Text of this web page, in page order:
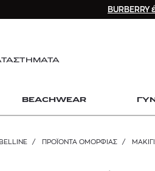
BEACHWEAR
/ ΠΡΟΪΟΝΤΑ ΟΜΟΡΦΙΑΣ /